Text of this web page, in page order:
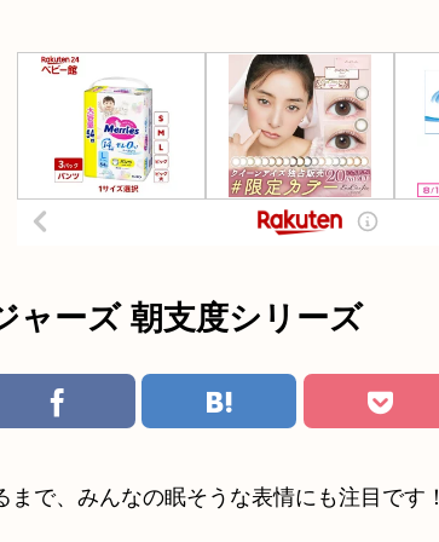
ャーズ 朝支度シリーズ
まで、みんなの眠そうな表情にも注目です！